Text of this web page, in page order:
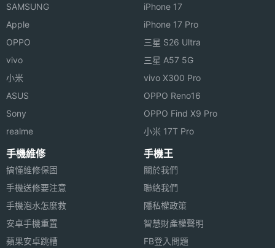
式、防閃爍功能、5 張連環快拍、15 級數位變焦
◎ USB 儲存及充電
◎ 可供使用之記憶體總容量 (圖像、短片、鈴聲和
MP3): 約 60 MB
SAMSUNG
Apple
OPPO
vivo
小米
ASUS
Sony
realme
iPhone 17
iPhone 17 Pro
三星 S26 Ultra
三星 A57 5G
vivo X300 Pro
OPPO Reno16
OPPO Find X9 Pro
小米 17T Pro
手機維修
搞懂維修保固
手機送修要注意
手機泡水怎麼救
安卓手機重置
蘋果安卓跳槽
手機王
關於我們
聯絡我們
隱私權政策
智慧財產權聲明
FB登入問題